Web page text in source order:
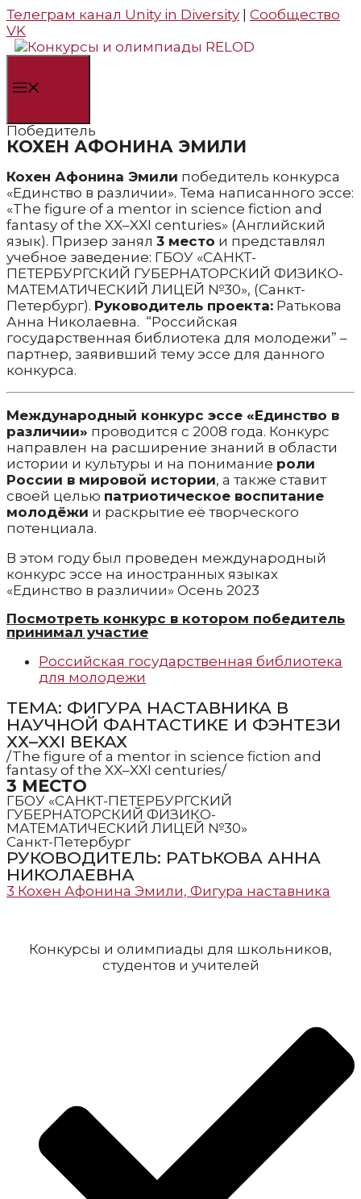
Телеграм канал Unity in Diversity
Сообщество
VKПерейти
к
Победитель
КОХЕН АФОНИНА ЭМИЛИ
Кохен Афонина Эмили победитель конкурса
«Единство в различии». Тема написанного эссе:
«The figure of a mentor in science fiction and
fantasy of the XX–XXI centuries» (Английский
язык). Призер занял 3 место и представлял
учебное заведение: ГБОУ «САНКТ-
ПЕТЕРБУРГСКИЙ ГУБЕРНАТОРСКИЙ ФИЗИКО-
МАТЕМАТИЧЕСКИЙ ЛИЦЕЙ №30», (Санкт-
Петербург). Руководитель проекта: Ратькова
Анна Николаевна. “Российская
государственная библиотека для молодежи” –
партнер, заявивший тему эссе для данного
конкурса.
Международный конкурс эссе «Единство в
различии» проводится с 2008 года. Конкурс
направлен на расширение знаний в области
истории и культуры и на понимание роли
России в мировой истории, а также ставит
своей целью патриотическое воспитание
молодёжи и раскрытие её творческого
потенциала.
В этом году был проведен международный
конкурс эссе на иностранных языках
«Единство в различии» Осень 2023
Посмотреть конкурс в котором победитель
принимал участие
Российская государственная библиотека
для молодежи
ТЕМА: ФИГУРА НАСТАВНИКА В
НАУЧНОЙ ФАНТАСТИКЕ И ФЭНТЕЗИ
ХХ–XXI ВЕКАХ
/The figure of a mentor in science fiction and
fantasy of the XX–XXI centuries/
3 МЕСТО
ГБОУ «САНКТ-ПЕТЕРБУРГСКИЙ
ГУБЕРНАТОРСКИЙ ФИЗИКО-
МАТЕМАТИЧЕСКИЙ ЛИЦЕЙ №30»
Санкт-Петербург
РУКОВОДИТЕЛЬ: РАТЬКОВА АННА
НИКОЛАЕВНА
3 Кохен Афонина Эмили, Фигура наставника
Конкурсы и олимпиады для школьников,
студентов и учителей